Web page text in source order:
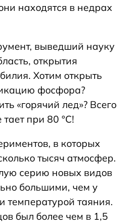
находятся в недрах
выведший науку
открытия
Хотим открыть
фосфора?
«горячий лед»? Всего
при 80 °C!
в которых
тысяч атмосфер.
серию новых видов
большими, чем у
температурой таяния.
был более чем в 1,5